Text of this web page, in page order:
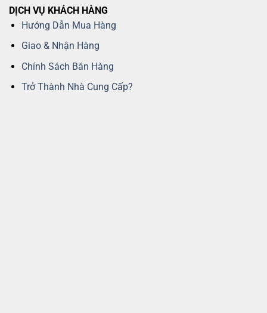
DỊCH VỤ KHÁCH HÀNG
Hướng Dẫn Mua Hàng
Giao & Nhận Hàng
Chính Sách Bán Hàng
Trở Thành Nhà Cung Cấp?